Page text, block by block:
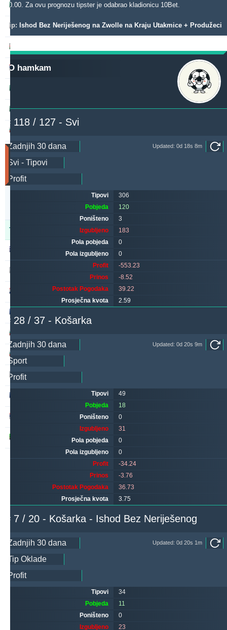
30.00. Za ovu prognozu tipster je odabrao kladionicu 10Bet.
Tip: Ishod Bez Neriješenog na Zwolle na Kraju Utakmice + Produžeci
O hamkam
# 118 / 127 - Svi
Updated: 0d 18s 8m
Tipovi
Pobjeda
Poništeno
Izgubljeno
Pola pobjeda
Pola izgubljeno
306
120
3
183
0
0
Profit
Prinos
Postotak Pogodaka
Prosječna kvota
-553.23
-8.52
39.22
2.59
# 28 / 37 - Košarka
Updated: 0d 20s 9m
Tipovi
Pobjeda
Poništeno
Izgubljeno
Pola pobjeda
Pola izgubljeno
49
18
0
31
0
0
Profit
Prinos
Postotak Pogodaka
Prosječna kvota
-34.24
-3.76
36.73
3.75
# 7 / 20 - Košarka - Ishod Bez Neriješenog
Updated: 0d 20s 1m
Tipovi
Pobjeda
Poništeno
Izgubljeno
34
11
0
23
b1848 364.83 9.23 %
madek 307.49 70.20 %
beterini
rantunes 253.92 32.89 %
Utakmice
(Zadnjih
dana)
Tipster Pobjeda Poništeno
463 47
325 0 369
262
makau
26
5
183 7